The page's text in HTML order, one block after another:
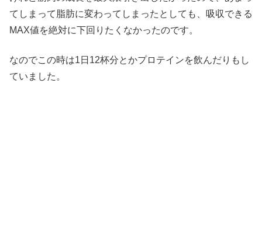
てしまって脂肪に変わってしまったとしても、吸収できる
MAX値を絶対に下回りたくなかったのです。
なのでこの時は1日12杯分とかプロテインを飲んだりもし
ていました。